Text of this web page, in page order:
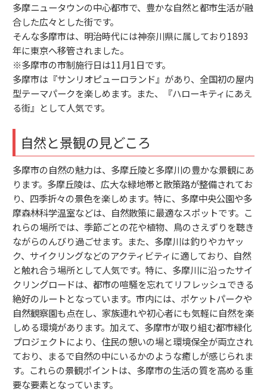
多摩ニュータウンの中心都市で、豊かな自然と都市生活が融
合した広々とした街です。
そんな多摩市は、明治時代には神奈川県に属しており1893
年に東京へ移管されました。
※多摩市の市制施行日は11月1日です。
多摩市は『サンリオピューロランド』があり、全国初の屋内
型テーマパークを楽しめます。また、『ハローキティにあえ
る街』として人気です。
自然と景観の見どころ
多摩市の自然の魅力は、多摩丘陵と多摩川の豊かな景観にあ
ります。多摩丘陵は、広大な緑地帯と散策路が整備されてお
り、四季折々の景色を楽しめます。特に、多摩中央公園や多
摩森林科学温室などは、自然散策に最適なスポットです。こ
れらの場所では、季節ごとの花や植物、鳥のさえずりを聴き
ながらのんびり過ごせます。また、多摩川は釣りやカヤッ
ク、サイクリングなどのアクティビティに適しており、自然
と触れ合う場所として人気です。特に、多摩川に沿ったサイ
クリングロードは、都市の喧騒を忘れてリフレッシュできる
絶好のルートとなっています。市内には、ポケットパークや
自然観察園も点在し、家族連れや初心者にも気軽に自然を楽
しめる環境があります。加えて、多摩市が取り組む都市緑化
プロジェクトにより、住民の憩いの場と環境保全が両立され
ており、まるで自然の中にいるかのような癒しが感じられま
す。これらの景観ポイントは、多摩市の生活の質を高める重
要な要素となっています。